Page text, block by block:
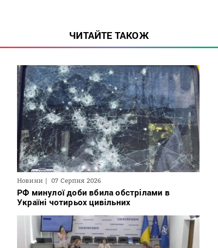
ЧИТАЙТЕ ТАКОЖ
Новини 07 Серпня 2026
РФ минулої доби вбила обстрілами в
Україні чотирьох цивільних